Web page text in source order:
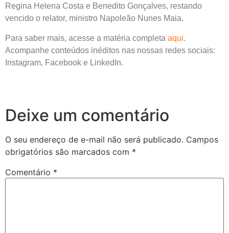
Regina Helena Costa e Benedito Gonçalves, restando
vencido o relator, ministro Napoleão Nunes Maia.
Para saber mais, acesse a matéria completa aqui.
Acompanhe conteúdos inéditos nas nossas redes sociais:
Instagram, Facebook e LinkedIn.
Deixe um comentário
O seu endereço de e-mail não será publicado. Campos
obrigatórios são marcados com *
Comentário *